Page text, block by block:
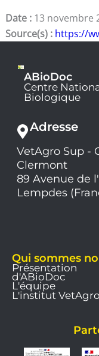
Date : 13 novembre
Source(s) : https://
ABioDoc
Centre
Biologique
Adresse
VetAgro Sup -
Clermont
89 Avenue de
Lempdes
Qui sommes
Présentation
d'ABioDoc
L'équipe
L'institut